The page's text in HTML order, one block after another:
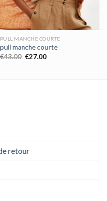
PULL MANCHE COURTE
pull manche courte
€43.00 €27.00
retour